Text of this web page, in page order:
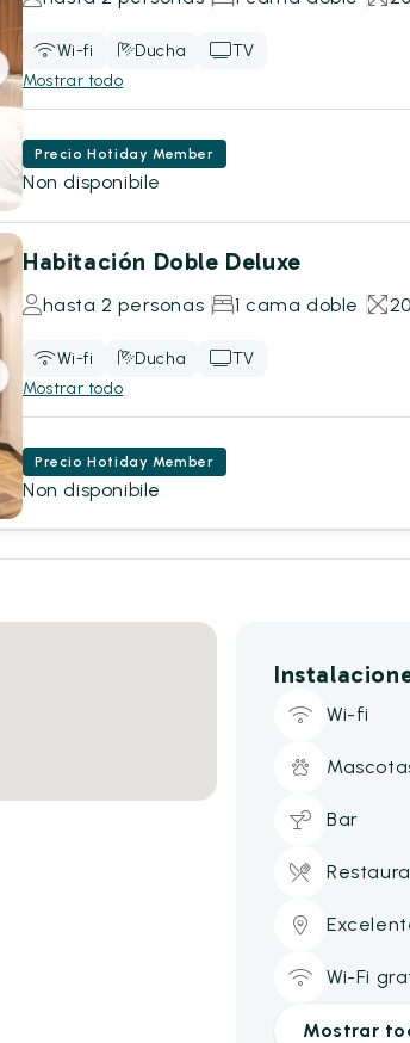
Wi-fi Ducha
TV
Mostrar todo
Precio Hotiday Member
Non disponibile
Habitación Doble Deluxe
hasta 2 personas 1 cama doble
Wi-fi Ducha
TV
Mostrar todo
Precio Hotiday Member
Non disponibile
Wi-fi
Bar
Wi-Fi
Mostrar